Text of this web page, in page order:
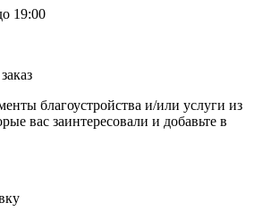
19:00
благоустройства и/или услуги из
вас заинтересовали и добавьте в